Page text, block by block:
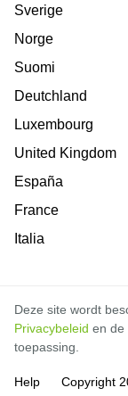
Sverige
Norge
Suomi
Deutchland
Luxembourg
United Kingdom
España
France
Italia
Deze site wordt
Privacybeleid en de
toepassing.
Help Copyright